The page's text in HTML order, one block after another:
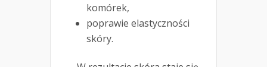
komórek,
poprawie elastyczności
skóry.